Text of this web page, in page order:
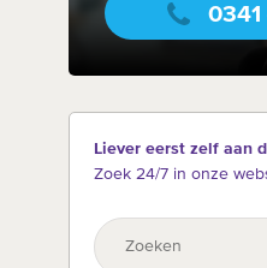
0341
Liever eerst zelf aan
Zoek 24/7 in onze